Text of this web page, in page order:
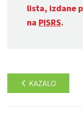
lista, izdane
na PISRS.
KAZALO